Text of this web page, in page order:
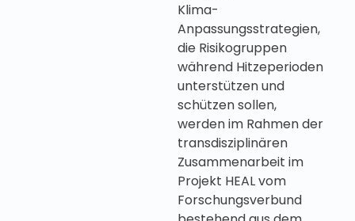
Klima-
Anpassungsstrategien,
die Risikogruppen
während Hitzeperioden
unterstützen und
schützen sollen,
werden im Rahmen der
transdisziplinären
Zusammenarbeit im
Projekt HEAL vom
Forschungsverbund